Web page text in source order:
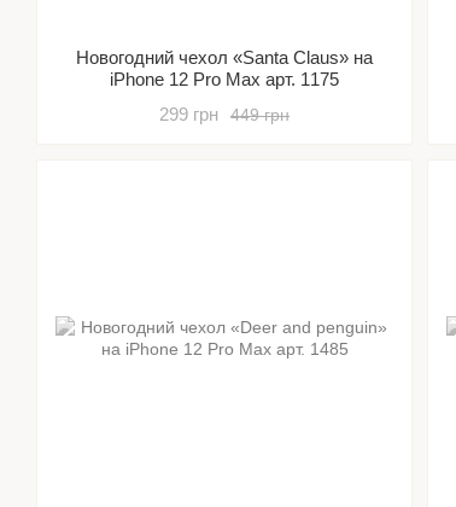
Новогодний чехол «Santa Claus» на
iPhone 12 Pro Max арт. 1175
449 грн
299 грн